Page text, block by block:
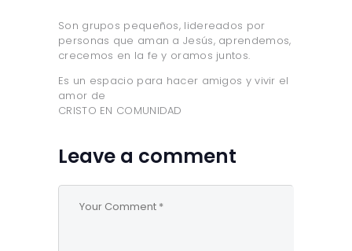
Son grupos pequeños, lidereados por
personas que aman a Jesús, aprendemos,
crecemos en la fe y oramos juntos.
Es un espacio para hacer amigos y vivir el
amor de
CRISTO EN COMUNIDAD
Leave a comment